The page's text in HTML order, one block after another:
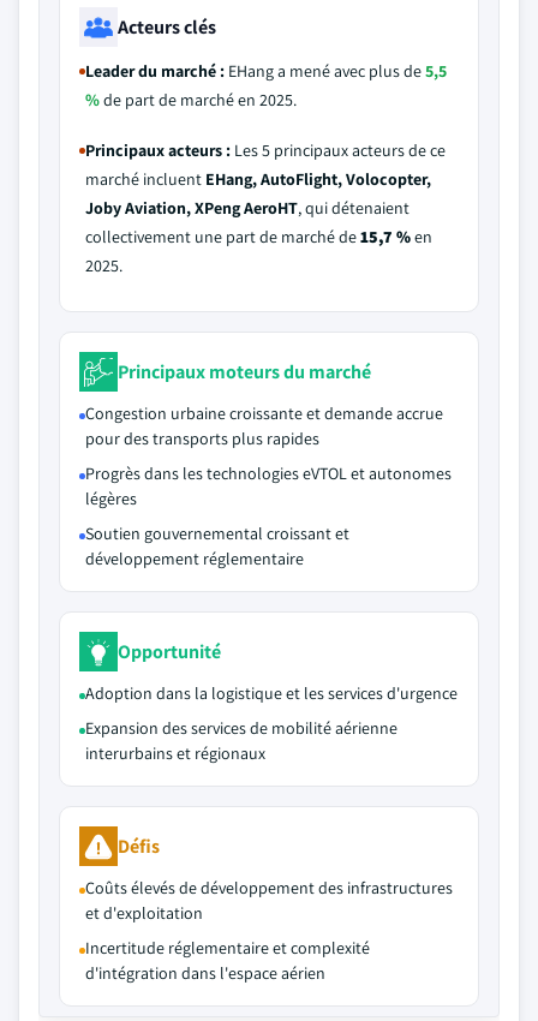
Acteurs clés
Leader du marché : EHang a mené avec plus de5,5
%de part de marché en 2025.
Principaux acteurs : Les 5 principaux acteurs de ce
marché incluent EHang, AutoFlight, Volocopter,
Joby Aviation, XPeng AeroHT, qui détenaient
collectivement une part de marché de15,7 %en
2025.
Principaux moteurs du marché
Congestion urbaine croissante et demande accrue
pour des transports plus rapides
Progrès dans les technologies eVTOL et autonomes
légères
Soutien gouvernemental croissant et
développement réglementaire
Opportunité
Adoption dans la logistique et les services d'urgence
Expansion des services de mobilité aérienne
interurbains et régionaux
Défis
Coûts élevés de développement des infrastructures
et d'exploitation
Incertitude réglementaire et complexité
d'intégration dans l'espace aérien